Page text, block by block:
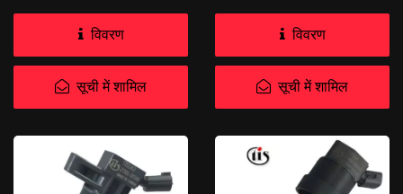
विवरण
सूची में शामिल
विवरण
सूची में शामिल